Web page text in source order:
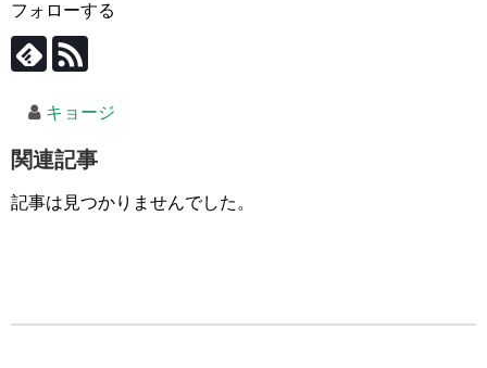
フォローする
キョージ
関連記事
記事は見つかりませんでした。